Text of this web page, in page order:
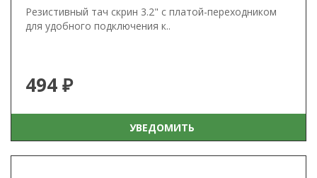
Резистивный тач скрин 3.2" с платой-переходником
для удобного подключения к..
494 ₽
УВЕДОМИТЬ